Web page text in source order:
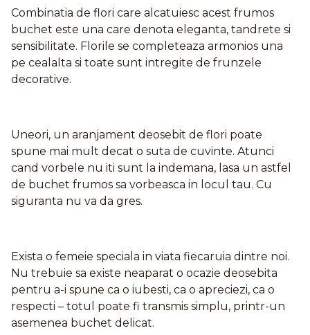
Combinatia de flori care alcatuiesc acest frumos
buchet este una care denota eleganta, tandrete si
sensibilitate. Florile se completeaza armonios una
pe cealalta si toate sunt intregite de frunzele
decorative.
Uneori, un aranjament deosebit de flori poate
spune mai mult decat o suta de cuvinte. Atunci
cand vorbele nu iti sunt la indemana, lasa un astfel
de buchet frumos sa vorbeasca in locul tau. Cu
siguranta nu va da gres.
Exista o femeie speciala in viata fiecaruia dintre noi.
Nu trebuie sa existe neaparat o ocazie deosebita
pentru a-i spune ca o iubesti, ca o apreciezi, ca o
respecti – totul poate fi transmis simplu, printr-un
asemenea buchet delicat.